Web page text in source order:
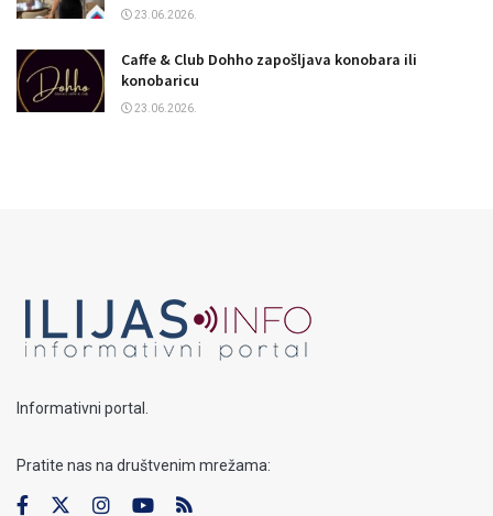
23.06.2026.
Caffe & Club Dohho zapošljava konobara ili
konobaricu
23.06.2026.
Informativni portal.
Pratite nas na društvenim mrežama: